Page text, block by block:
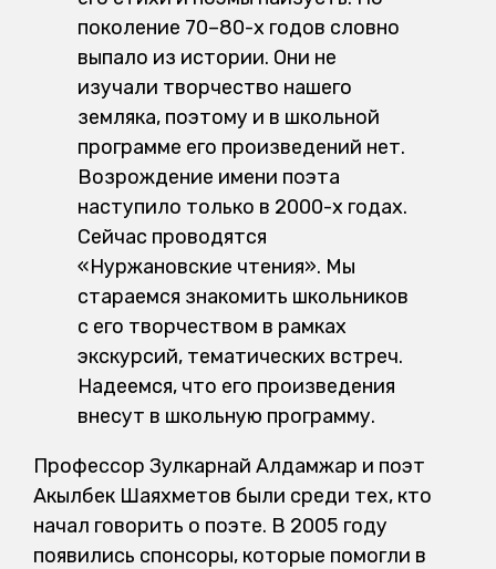
поколение 70–80-х годов словно
выпало из истории. Они не
изучали творчество нашего
земляка, поэтому и в школьной
программе его произведений нет.
Возрождение имени поэта
наступило только в 2000-х годах.
Сейчас проводятся
«Нуржановские чтения». Мы
стараемся знакомить школьников
с его творчеством в рамках
экскурсий, тематических встреч.
Надеемся, что его произведения
внесут в школьную программу.
Профессор Зулкарнай Алдамжар и поэт
Акылбек Шаяхметов были среди тех, кто
начал говорить о поэте. В 2005 году
появились спонсоры, которые помогли в